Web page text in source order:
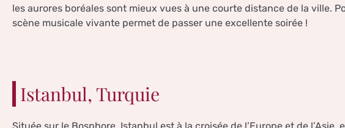
les aurores boréales sont mieux vues à une courte distance de la ville.
scène musicale vivante permet de passer une excellente soirée !
Istanbul, Turquie
Située sur le Bosphore, Istanbul est à la croisée de l’Europe et de l’Asie,